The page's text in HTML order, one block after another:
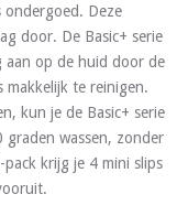
ondergoed. Deze
door. De Basic+ serie
aan op de huid door de
makkelijk te reinigen.
kun je de Basic+ serie
graden wassen, zonder
krijg je 4 mini slips